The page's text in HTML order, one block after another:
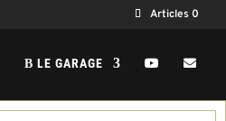
Articles 0
B LE GARAGE